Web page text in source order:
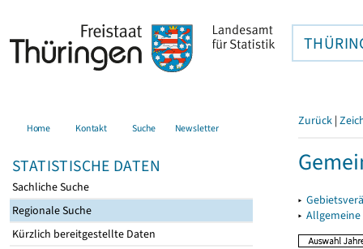
Home Kontakt Suche Newsletter
STATISTISCHE DATEN
Sachliche Suche
Regionale Suche
Kürzlich bereitgestellte Daten
Zurück |
▸
▸